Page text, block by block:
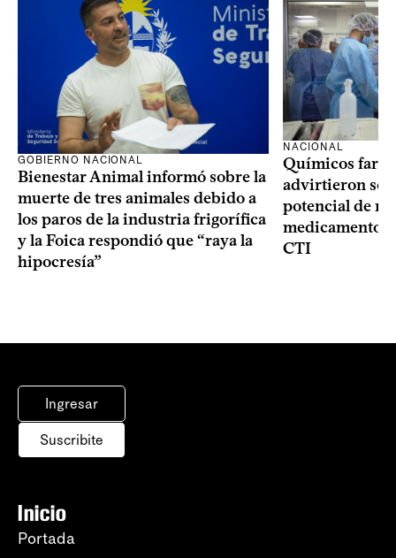
GOBIERNO NACIONAL
Bienestar Animal informó sobre la
muerte de tres animales debido a
los paros de la industria frigorífica
y la Foica respondió que “raya la
hipocresía”
NACIONAL
Químicos
advirtieron
potencial de
medicamentos
CTI
Ingresar
Suscribite
Inicio
Portada